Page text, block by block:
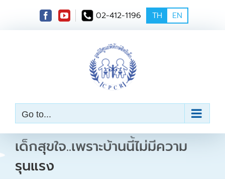
t
02-412-1196 TH EN
Go to...
เด็กสุขใจ..เพราะบ้านนี้ไม่มีความ
รุนแรง